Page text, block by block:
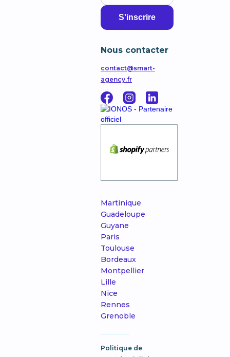
Nous contacter
contact@smart-
agency.fr
Martinique
Guadeloupe
Guyane
Paris
Toulouse
Bordeaux
Montpellier
Lille
Nice
Rennes
Grenoble
Politique de